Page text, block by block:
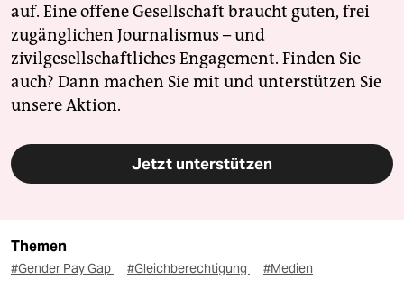
auf. Eine offene Gesellschaft braucht guten, frei
zugänglichen Journalismus – und
zivilgesellschaftliches Engagement. Finden Sie
auch? Dann machen Sie mit und unterstützen Sie
unsere Aktion.
Jetzt unterstützen
Themen
#Gender Pay Gap #Gleichberechtigung #Medien